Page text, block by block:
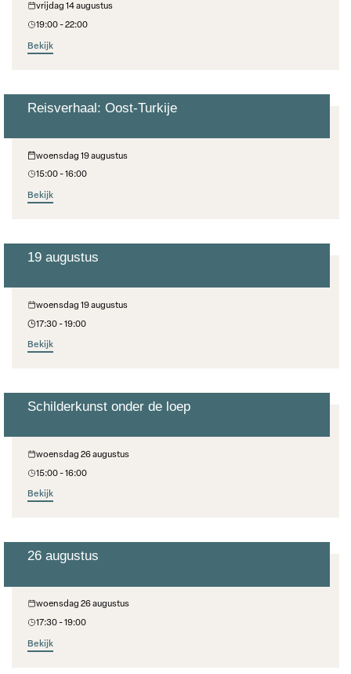
vrijdag 14 augustus
19:00 - 22:00
Bekijk
Cultuur Op Woensdag
Reisverhaal: Oost-Turkije
woensdag 19 augustus
15:00 - 16:00
Bekijk
Aanschuiftafel
19 augustus
woensdag 19 augustus
17:30 - 19:00
Bekijk
Cultuur Op Woensdag
Schilderkunst onder de loep
woensdag 26 augustus
15:00 - 16:00
Bekijk
Aanschuiftafel
26 augustus
woensdag 26 augustus
17:30 - 19:00
Bekijk